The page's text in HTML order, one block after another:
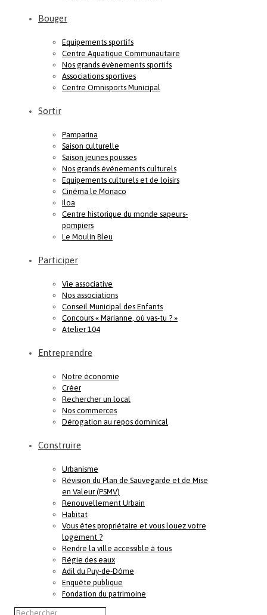
Bouger
Equipements sportifs
Centre Aquatique Communautaire
Nos grands évènements sportifs
Associations sportives
Centre Omnisports Municipal
Sortir
Pamparina
Saison culturelle
Saison jeunes pousses
Nos grands événements culturels
Equipements culturels et de loisirs
Cinéma le Monaco
Iloa
Centre historique du monde sapeurs-
pompiers
Le Moulin Bleu
Participer
Vie associative
Nos associations
Conseil Municipal des Enfants
Concours « Marianne, où vas-tu ? »
Atelier 104
Entreprendre
Notre économie
Créer
Rechercher un local
Nos commerces
Dérogation au repos dominical
Construire
Urbanisme
Révision du Plan de Sauvegarde et de Mise
en Valeur (PSMV)
Renouvellement Urbain
Habitat
Vous êtes propriétaire et vous louez votre
logement ?
Rendre la ville accessible à tous
Régie des eaux
Adil du Puy-de-Dôme
Enquête publique
Fondation du patrimoine